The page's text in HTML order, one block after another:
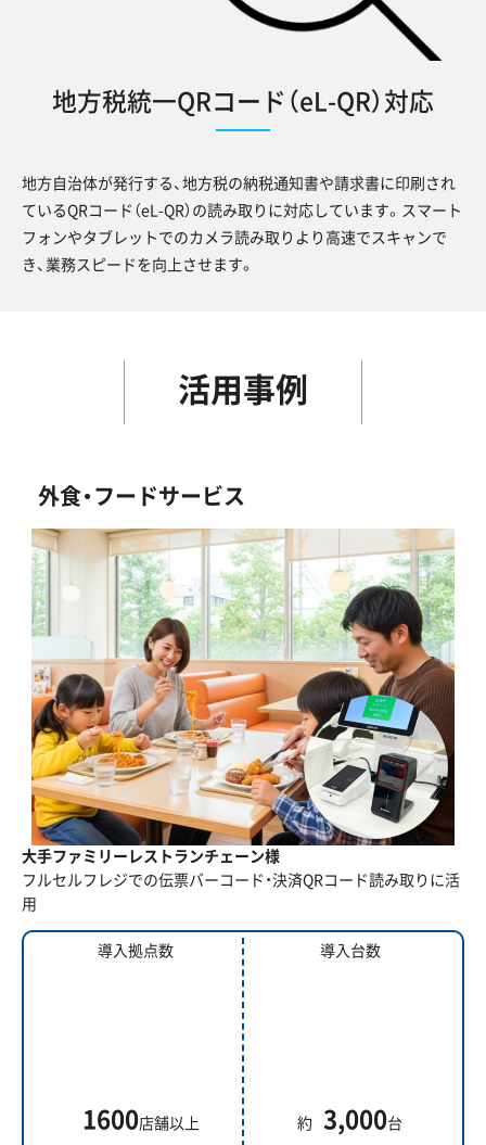
地方税統一QRコード（eL-QR）対応
地方自治体が発行する、地方税の納税通知書や請求書に印刷され
ているQRコード（eL-QR）の読み取りに対応しています。スマート
フォンやタブレットでのカメラ読み取りより高速でスキャンで
き、業務スピードを向上させます。
活用事例
外食・フードサービス
大手ファミリーレストランチェーン様
フルセルフレジでの伝票バーコード・決済QRコード読み取りに活
用
導入拠点数
1600店舗以上
導入台数
約 3,000台